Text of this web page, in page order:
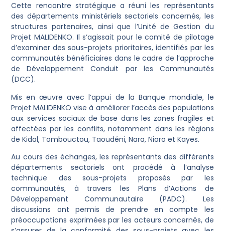
Cette rencontre stratégique a réuni les représentants
des départements ministériels sectoriels concernés, les
structures partenaires, ainsi que l’Unité de Gestion du
Projet MALIDENKO. Il s’agissait pour le comité de pilotage
d’examiner des sous-projets prioritaires, identifiés par les
communautés bénéficiaires dans le cadre de l’approche
de Développement Conduit par les Communautés
(DCC).
Mis en œuvre avec l’appui de la Banque mondiale, le
Projet MALIDENKO vise à améliorer l’accès des populations
aux services sociaux de base dans les zones fragiles et
affectées par les conflits, notamment dans les régions
de Kidal, Tombouctou, Taoudéni, Nara, Nioro et Kayes.
Au cours des échanges, les représentants des différents
départements sectoriels ont procédé à l’analyse
technique des sous-projets proposés par les
communautés, à travers les Plans d’Actions de
Développement Communautaire (PADC). Les
discussions ont permis de prendre en compte les
préoccupations exprimées par les acteurs concernés, de